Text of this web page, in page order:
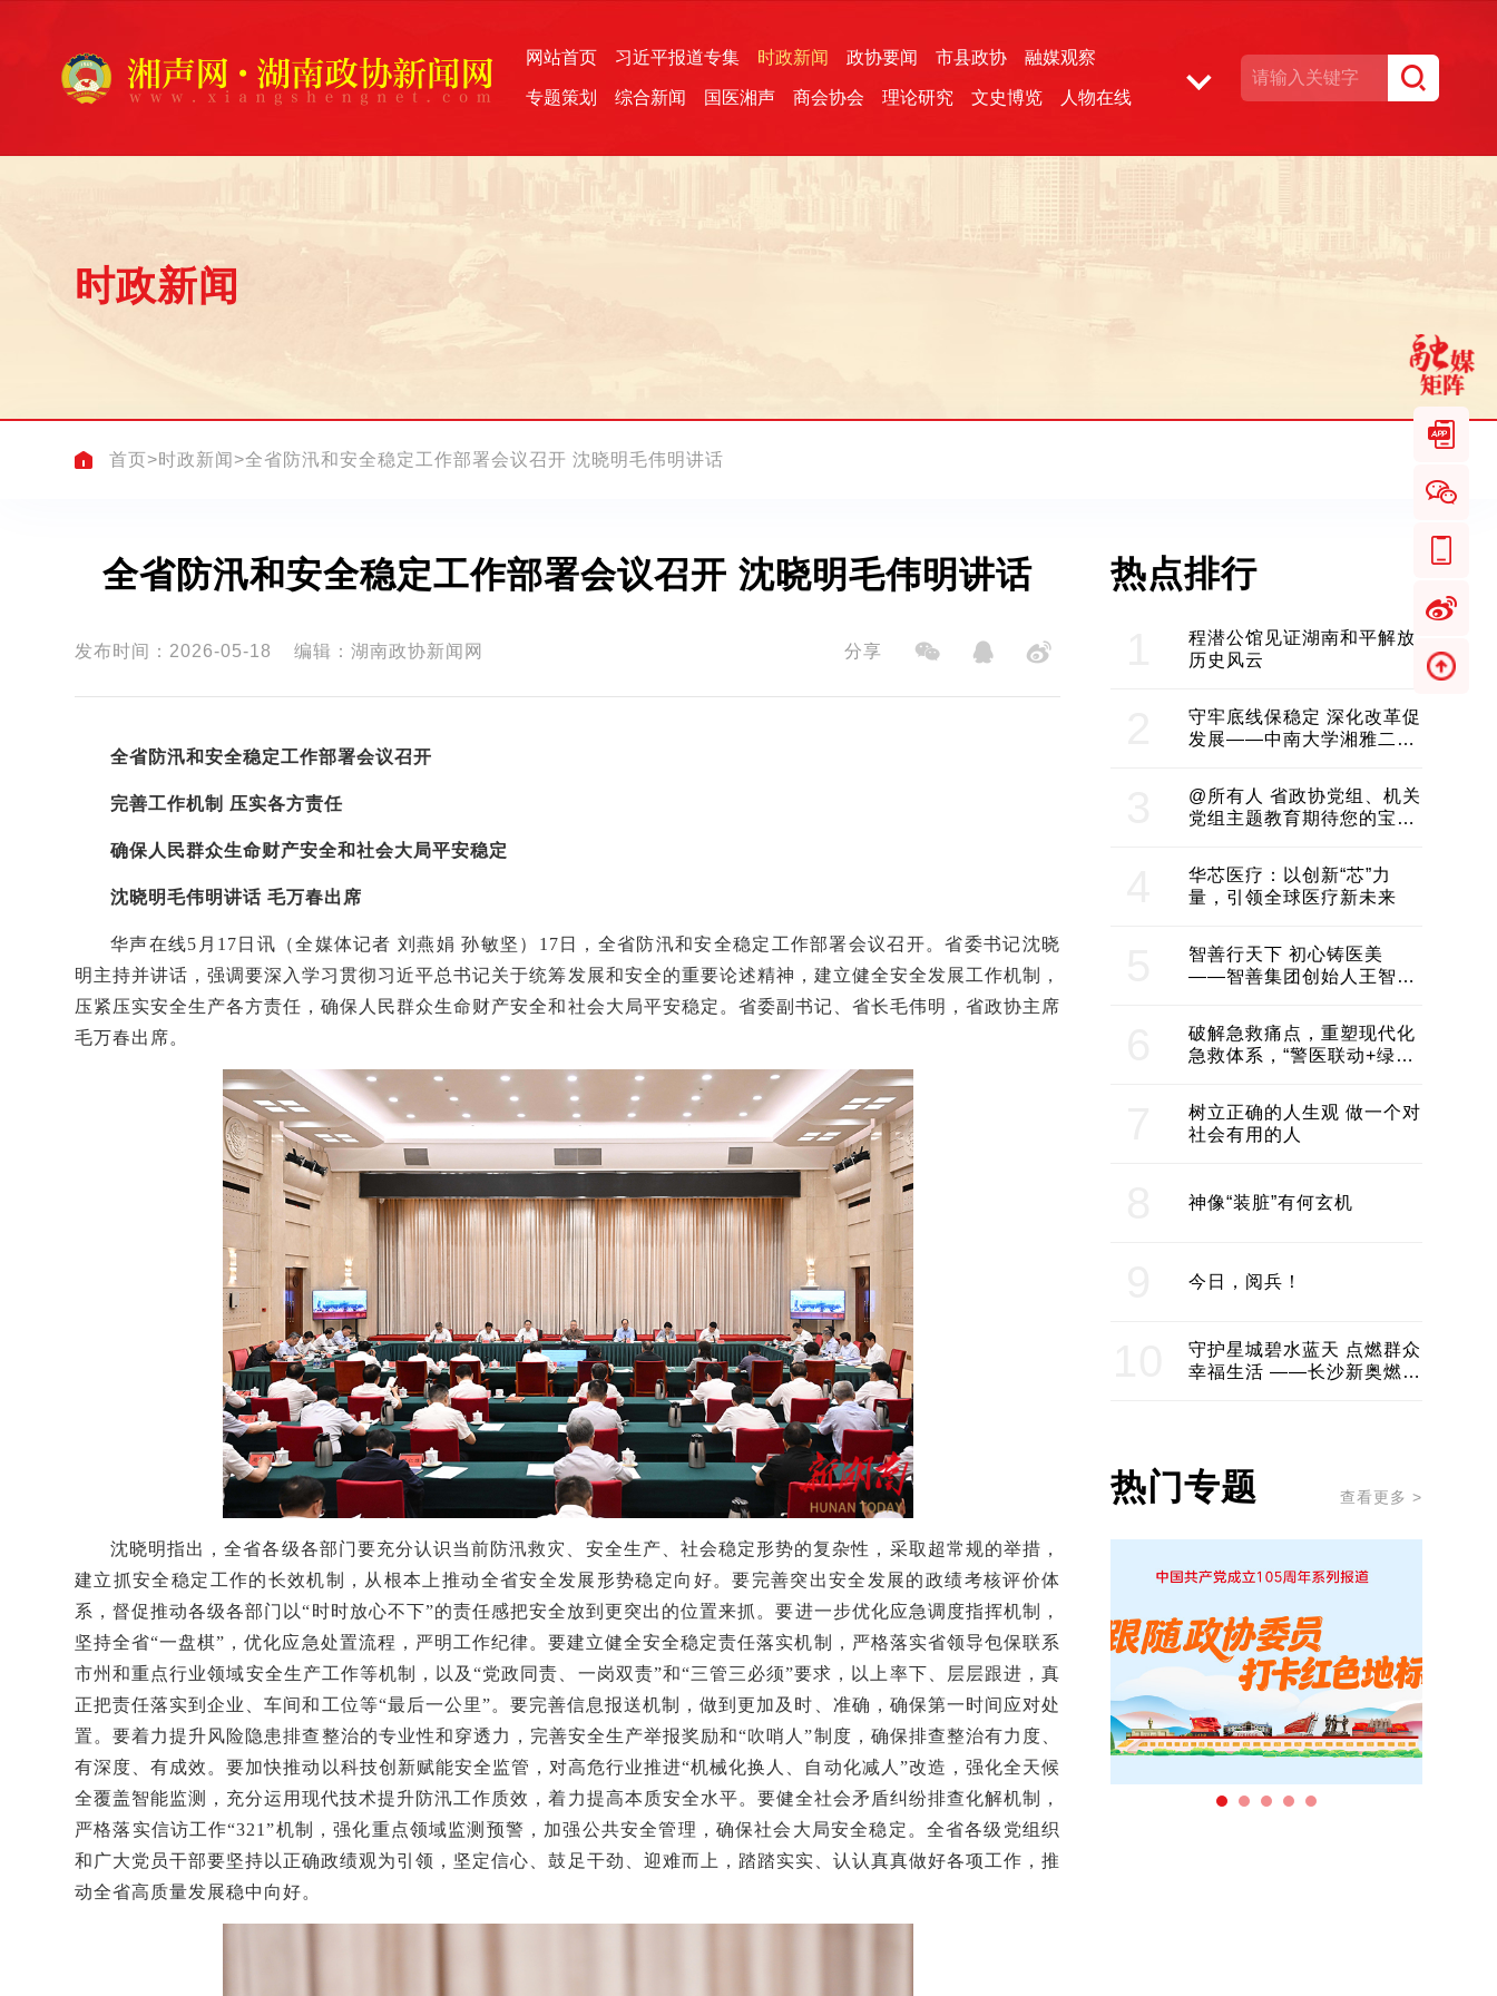
网站首页 习近平报道专集 时政新闻 政协要闻 市县政协 融媒观察
专题策划 综合新闻 国医湘声 商会协会 理论研究 文史博览 人物在线
时政新闻
首页>时政新闻 >全省防汛和安全稳定工作部署会议召开 沈晓明毛伟明讲话
全省防汛和安全稳定工作部署会议召开 沈晓明毛伟明讲话
发布时间：2026-05-18 编辑：湖南政协新闻网 分享
全省防汛和安全稳定工作部署会议召开
完善工作机制 压实各方责任
确保人民群众生命财产安全和社会大局平安稳定
沈晓明毛伟明讲话 毛万春出席
华声在线5月17日讯（全媒体记者 刘燕娟 孙敏坚）17日，全省防汛和安全稳定工作部署会议召开。省委书记沈晓
明主持并讲话，强调要深入学习贯彻习近平总书记关于统筹发展和安全的重要论述精神，建立健全安全发展工作机制，
压紧压实安全生产各方责任，确保人民群众生命财产安全和社会大局平安稳定。省委副书记、省长毛伟明，省政协主席
毛万春出席。
沈晓明指出，全省各级各部门要充分认识当前防汛救灾、安全生产 、社会稳定形势的复杂性，采取超常规的举措，
建立抓安全稳定工作的长效机制，从根本上推动全省安全发展形势稳定向好。要完善突出安全发展的政绩考核评价体
系，督促推动各级各部门以“时时放心不下”的责任感把安全放到更突出的位置来抓。要进一步优化应急调度指挥机制，
坚持全省“一盘棋”，优化应急处置流程，严明工作纪律。要建立健全安全稳定责任落实机制，严格落实省领导包保联系
市州和重点行业领域安全生产工作等机制，以及“党政同责、一岗双责”和“三管三必须”要求，以上率下、层层跟进，真
正把责任落实到企业、车间和工位等“最后一公里”。要完善信息报送机制，做到更加及时、准确，确保第一时间应对处
置。要着力提升风险隐患排查整治的专业性和穿透力，完善安全生产举报奖励和“吹哨人”制度，确保排查整治有力度、
有深度、有成效。要加快推动以科技创新赋能安全监管，对高危行业推进“机械化换人、自动化减人”改造，强化全天候
全覆盖智能监测，充分运用现代技术提升防汛工作质效，着力提高本质安全水平。要健全社会矛盾纠纷排查化解机制，
严格落实信访工作“321”机制，强化重点领域监测预警，加强公共安全管理，确保社会大局安全稳定。全省各级党组织
和广大党员干部要坚持以正确政绩观为引领，坚定信心、鼓足干劲、迎难而上，踏踏实实、认认真真做好各项工作，推
动全省高质量发展稳中向好。
热点排行
程潜公馆见证湖南和平解放
历史风云
守牢底线保稳定 深化改革促
发展——中南大学湘雅二医
@所有人 省政协党组、机关
党组主题教育期待您的宝贵
华芯医疗：以创新“芯”力
量，引领全球医疗新未来
智善行天下 初心铸医美
——智善集团创始人王智带
建医美产业良性生态圈
破解急救痛点，重塑现代化
急救体系，“警医联动+绿波
树立正确的人生观 做一个对
社会有用的人
神像“装脏”有何玄机
今日，阅兵！
守护星城碧水蓝天 点燃群众
幸福生活 ——长沙新奥燃气
热门专题 查看更多 >